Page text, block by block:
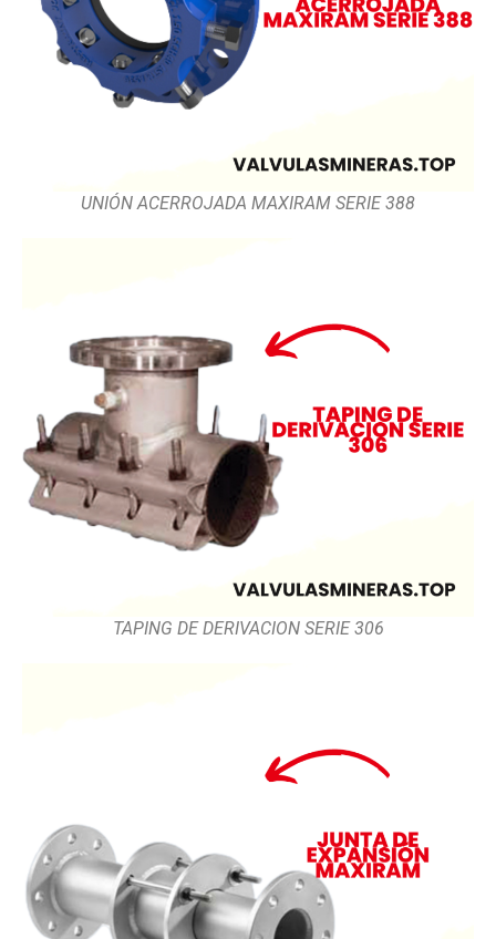
UNIÓN ACERROJADA MAXIRAM SERIE 388
TAPING DE DERIVACION SERIE 306